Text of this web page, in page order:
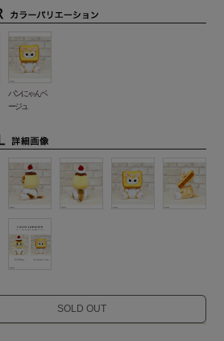
パンにゃんベ
ージュ
SOLD OUT